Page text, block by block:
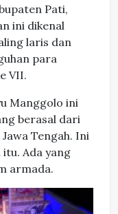
Pati,
ini dikenal
laris dan
para
VII.
Manggolo ini
berasal dari
Tengah. Ini
Ada yang
armada.